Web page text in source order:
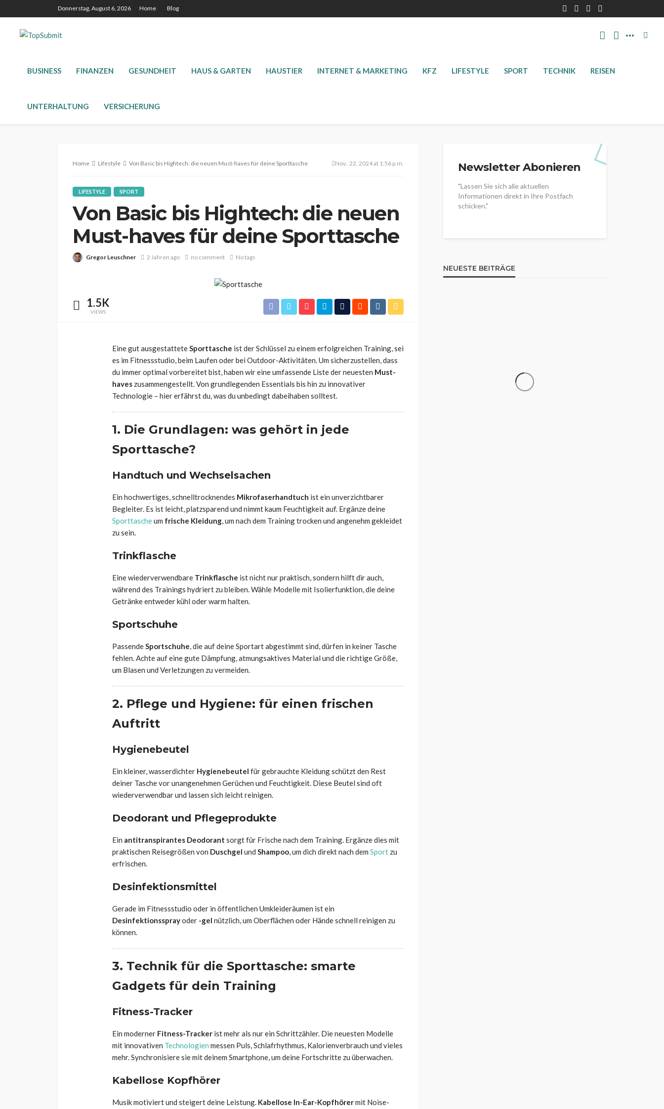
Donnerstag, August 6, 2026 Home Blog
BUSINESS FINANZEN GESUNDHEIT HAUS & GARTEN HAUSTIER INTERNET & MARKETING KFZ LIFESTYLE SPORT TECHNIK REISEN
UNTERHALTUNG VERSICHERUNG
Home Lifestyle Von Basic bis Hightech: die neuen Must-haves für deine Sporttasche Nov.. 22, 2024 at 1:56 p.m.
LIFESTYLE SPORT
Von Basic bis Hightech: die neuen
Must-haves für deine Sporttasche
Gregor Leuschner 2 Jahren ago no comment No tags
1.5K
VIEWS
Eine gut ausgestatteteSporttasche ist der Schlüssel zu einem erfolgreichen Training, sei
es im Fitnessstudio, beim Laufen oder bei Outdoor-Aktivitäten. Um sicherzustellen, dass
du immer optimal vorbereitet bist, haben wir eine umfassende Liste der neuesten Must-
haves zusammengestellt. Von grundlegenden Essentials bis hin zu innovativer
Technologie – hier erfährst du, was du unbedingt dabeihaben solltest.
1. Die Grundlagen: was gehört in jede
Sporttasche?
Handtuch und Wechselsachen
Ein hochwertiges, schnelltrocknendes Mikrofaserhandtuch ist ein unverzichtbarer
Begleiter. Es ist leicht, platzsparend und nimmt kaum Feuchtigkeit auf. Ergänze deine
Sporttascheum frische Kleidung, um nach dem Training trocken und angenehm gekleidet
zu sein.
Trinkflasche
Eine wiederverwendbare Trinkflasche ist nicht nur praktisch, sondern hilft dir auch,
während des Trainings hydriert zu bleiben. Wähle Modelle mit Isolierfunktion, die deine
Getränke entweder kühl oder warm halten.
Sportschuhe
PassendeSportschuhe, die auf deine Sportart abgestimmt sind, dürfen in keiner Tasche
fehlen. Achte auf eine gute Dämpfung, atmungsaktives Material und die richtige Größe,
um Blasen und Verletzungen zu vermeiden.
2. Pflege und Hygiene: für einen frischen
Auftritt
Hygienebeutel
Ein kleiner, wasserdichter Hygienebeutel für gebrauchte Kleidung schützt den Rest
deiner Tasche vor unangenehmen Gerüchen und Feuchtigkeit. Diese Beutel sind oft
wiederverwendbar und lassen sich leicht reinigen.
Deodorant und Pflegeprodukte
Ein antitranspirantes Deodorant sorgt für Frische nach dem Training. Ergänze dies mit
praktischen Reisegrößen von Duschgel und Shampoo, um dich direkt nach dem Sport zu
erfrischen.
Desinfektionsmittel
Gerade im Fitnessstudio oder in öffentlichen Umkleideräumen ist ein
Desinfektionssprayoder -gel nützlich, um Oberflächen oder Hände schnell reinigen zu
können.
3. Technik für die Sporttasche: smarte
Gadgets für dein Training
Fitness-Tracker
Ein moderner Fitness-Tracker ist mehr als nur ein Schrittzähler. Die neuesten Modelle
mit innovativen Technologien messen Puls, Schlafrhythmus, Kalorienverbrauch und vieles
mehr. Synchronisiere sie mit deinem Smartphone, um deine Fortschritte zu überwachen.
Kabellose Kopfhörer
Musik motiviert und steigert deine Leistung. Kabellose In-Ear-Kopfhörermit Noise-
Newsletter Abonieren
"Lassen Sie sich alle aktuellen
Informationen direkt in Ihre Postfach
schicken."
NEUESTE BEITRÄGE